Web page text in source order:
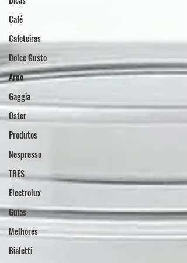
Café
Cafeteiras
Dolce Gusto
Arno
Gaggia
Oster
Produtos
Nespresso
TRES
Electrolux
Guias
Melhores
Bialetti